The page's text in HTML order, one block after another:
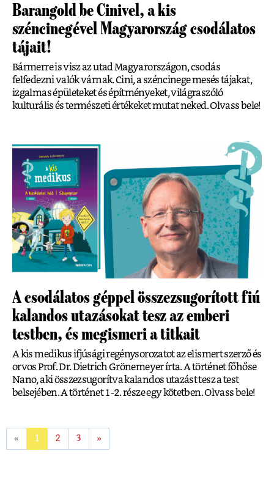
Barangold be Cinivel, a kis
széncinegével Magyarország csodálatos
tájait!
Bármerre is visz az utad Magyarországon, csodás
felfedezni valók várnak. Cini, a széncinege mesés tájakat,
izgalmas épületeket és építményeket, világraszóló
kulturális és természeti értékeket mutat neked. Olvass bele!
A csodálatos géppel összezsugorított fiú
kalandos utazásokat tesz az emberi
testben, és megismeri a titkait
A kis medikus ifjúsági regénysorozatot az elismert szerző és
orvos Prof. Dr. Dietrich Grönemeyer írta. A történet főhőse
Nano, aki összezsugorítva kalandos utazást tesz a test
belsejében. A történet 1-2. része egy kötetben. Olvass bele!
« 1 2 3 »